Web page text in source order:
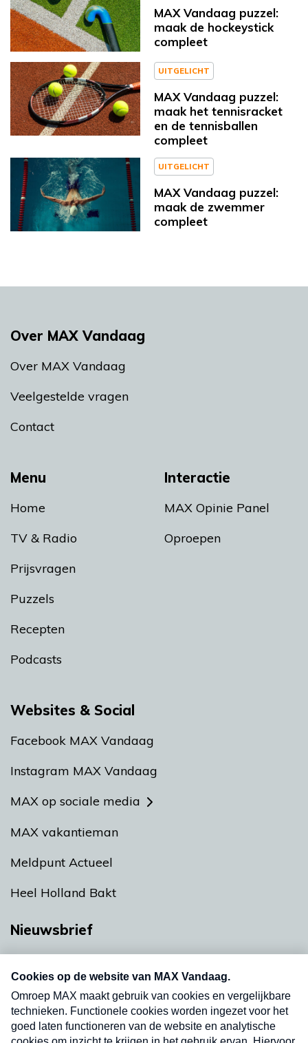
MAX Vandaag puzzel:
maak de hockeystick
compleet
UITGELICHT
MAX Vandaag puzzel:
maak het tennisracket
en de tennisballen
compleet
UITGELICHT
MAX Vandaag puzzel:
maak de zwemmer
compleet
Menu
Home
TV & Radio
Prijsvragen
Puzzels
Recepten
Podcasts
Interactie
MAX Opinie Panel
Oproepen
Over MAX Vandaag
Over MAX Vandaag
Veelgestelde vragen
Contact
Websites & Social
Facebook MAX Vandaag
Instagram MAX Vandaag
MAX op sociale media
MAX vakantieman
Meldpunt Actueel
Heel Holland Bakt
Nieuwsbrief
nieuwsbrief. Elke vrijdag- en dinsdagochtend in
uw mailbox.
Verzend